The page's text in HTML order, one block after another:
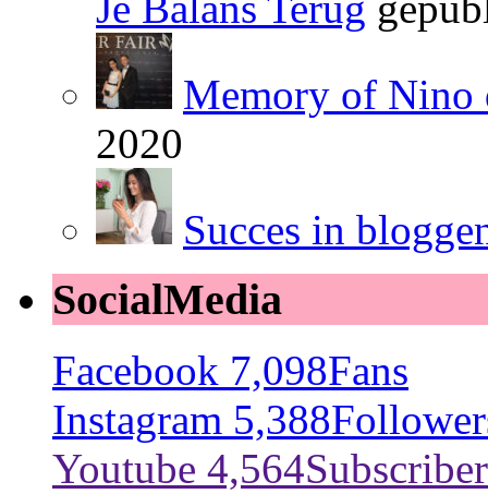
Memory of Nino
2020
Succes in
SocialMedia
Facebook 7,098Fans
Instagram 5,388
Youtube 4,564Subscriber